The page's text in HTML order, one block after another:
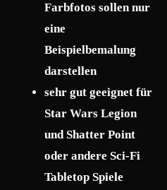
Farbfotos sollen nur
eine
Beispielbemalung
darstellen
sehr gut geeignet für
Star Wars Legion
und Shatter Point
oder andere Sci-Fi
Tabletop Spiele